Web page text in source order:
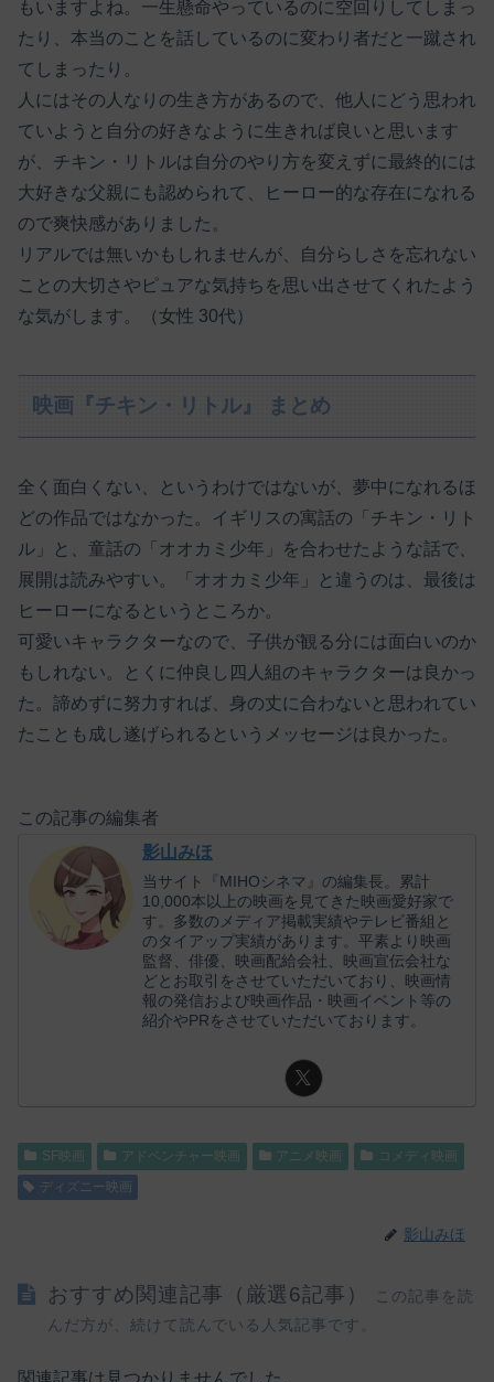
もいますよね。一生懸命やっているのに空回りしてしまっ
たり、本当のことを話しているのに変わり者だと一蹴され
てしまったり。
人にはその人なりの生き方があるので、他人にどう思われ
ていようと自分の好きなように生きれば良いと思います
が、チキン・リトルは自分のやり方を変えずに最終的には
大好きな父親にも認められて、ヒーロー的な存在になれる
ので爽快感がありました。
リアルでは無いかもしれませんが、自分らしさを忘れない
ことの大切さやピュアな気持ちを思い出させてくれたよう
な気がします。（女性 30代）
映画『チキン・リトル』 まとめ
全く面白くない、というわけではないが、夢中になれるほ
どの作品ではなかった。イギリスの寓話の「チキン・リト
ル」と、童話の「オオカミ少年」を合わせたような話で、
展開は読みやすい。「オオカミ少年」と違うのは、最後は
ヒーローになるというところか。
可愛いキャラクターなので、子供が観る分には面白いのか
もしれない。とくに仲良し四人組のキャラクターは良かっ
た。諦めずに努力すれば、身の丈に合わないと思われてい
たことも成し遂げられるというメッセージは良かった。
この記事の編集者
影山みほ
当サイト『MIHOシネマ』の編集長。累計
10,000本以上の映画を見てきた映画愛好家で
す。多数のメディア掲載実績やテレビ番組と
のタイアップ実績があります。平素より映画
監督、俳優、映画配給会社、映画宣伝会社な
どとお取引をさせていただいており、映画情
報の発信および映画作品・映画イベント等の
紹介やPRをさせていただいております。
SF映画 アドベンチャー映画 アニメ映画
コメディ映画
ディズニー映画
影山みほ
おすすめ関連記事（厳選6記事）
この記事を読
んだ方が、続けて読んでいる人気記事です。
関連記事は見つかりませんでした。